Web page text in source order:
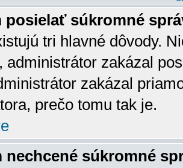
posielať súkromné
tri hlavné dôvody.
administrátor zakázal
zakázal
prečo tomu tak je.
nechcené súkromné